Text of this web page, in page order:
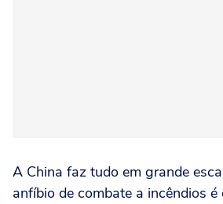
A China faz tudo em grande
anfíbio de combate a incêndios